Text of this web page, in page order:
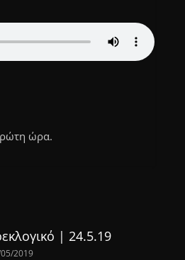
ώρα.
| 24.5.19
2019